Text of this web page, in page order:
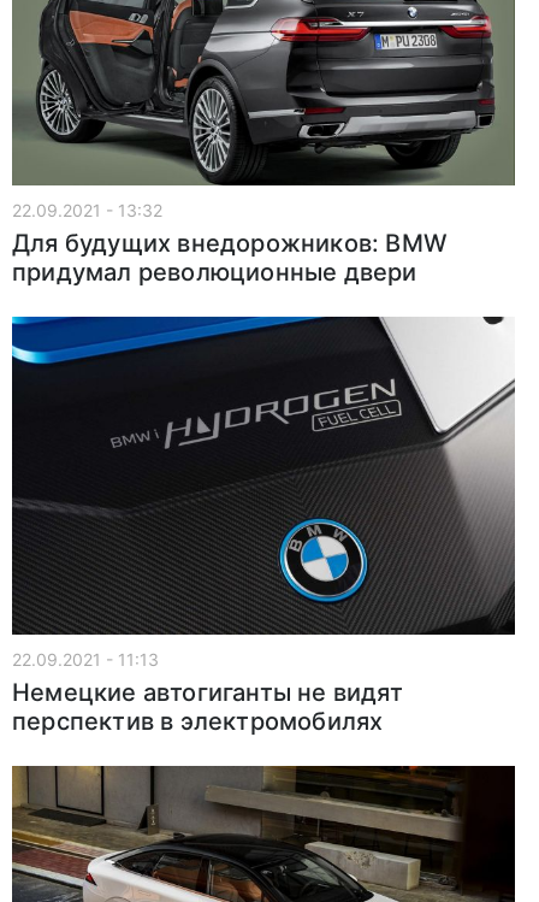
22.09.2021 - 13:32
Для будущих внедорожников: BMW
придумал революционные двери
22.09.2021 - 11:13
Немецкие автогиганты не видят
перспектив в электромобилях